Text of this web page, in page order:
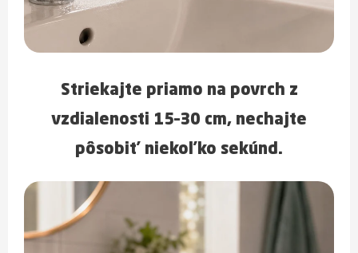
Striekajte priamo na povrch z
vzdialenosti 15–30 cm, nechajte
pôsobiť niekoľko sekúnd.